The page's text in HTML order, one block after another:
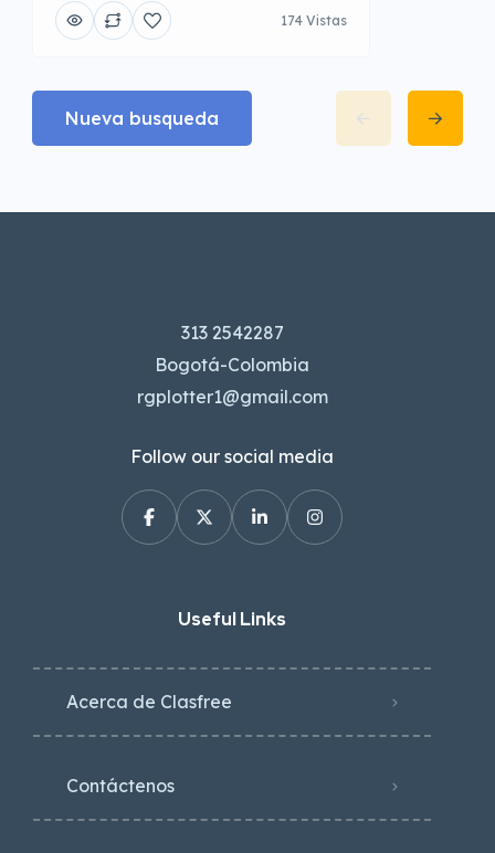
174 Vistas
Nueva busqueda
313 2542287
Bogotá-Colombia
rgplotter1@gmail.com
Follow our social media
Useful Links
Acerca de Clasfree
Contáctenos